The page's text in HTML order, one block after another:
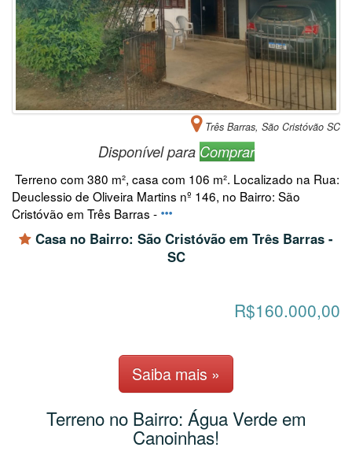
Três Barras, São Cristóvão SC
Disponível para Comprar
Terreno com 380 m², casa com 106 m². Localizado na Rua:
Deuclessio de Oliveira Martins nº 146, no Bairro: São
Cristóvão em Três Barras -
Casa no Bairro: São Cristóvão em Três Barras -
SC
R$160.000,00
Saiba mais »
Terreno no Bairro: Água Verde em
Canoinhas!